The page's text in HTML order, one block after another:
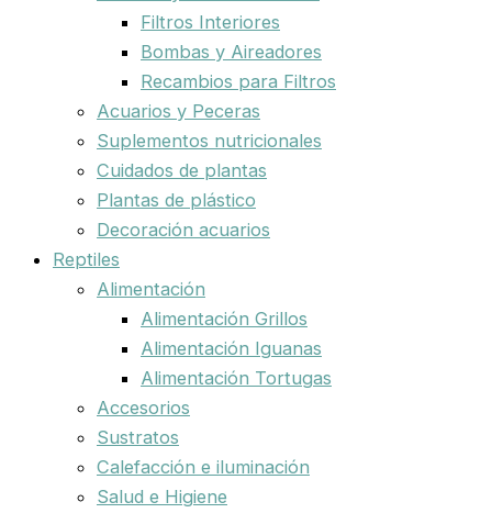
Filtros Interiores
Bombas y Aireadores
Recambios para Filtros
Acuarios y Peceras
Suplementos nutricionales
Cuidados de plantas
Plantas de plástico
Decoración acuarios
Reptiles
Alimentación
Alimentación Grillos
Alimentación Iguanas
Alimentación Tortugas
Accesorios
Sustratos
Calefacción e iluminación
Salud e Higiene